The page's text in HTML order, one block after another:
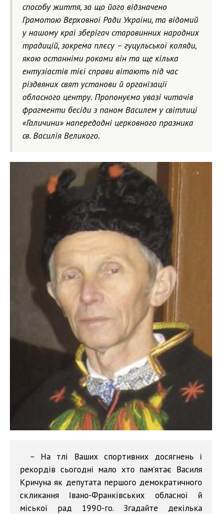
способу життя, за що його відзначено
Грамотою Верховної Ради України, та відомий
у нашому краї зберігач старовинних народних
традицій, зокрема плєсу – гуцульської коляди,
якою останніми роками він та ще кілька
ентузіастів тієї справи вітають під час
різдвяних свят установи й організації
обласного центру. Пропонуємо увазі читачів
фрагменти бесіди з паном Василем у світлиці
«Галичини» напередодні церковного празника
св. Василія Великого.
– На тлі Ваших спортивних досягнень і
рекордів сьогодні мало хто пам’ятає Василя
Кричуна як депутата першого демократичного
скликання Івано-Франківських обласної й
міської рад 1990-го. Згадайте декілька